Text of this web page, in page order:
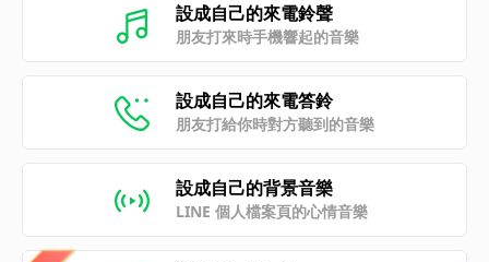
設成自己的來電鈴聲
朋友打來時手機響起的音樂
設成自己的來電答鈴
朋友打給你時對方聽到的音樂
設成自己的背景音樂
LINE 個人檔案頁的心情音樂